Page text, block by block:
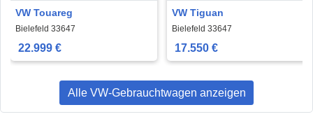
VW Touareg
Bielefeld 33647
22.999 €
VW Tiguan
Bielefeld 33647
17.550 €
Alle VW-Gebrauchtwagen anzeigen